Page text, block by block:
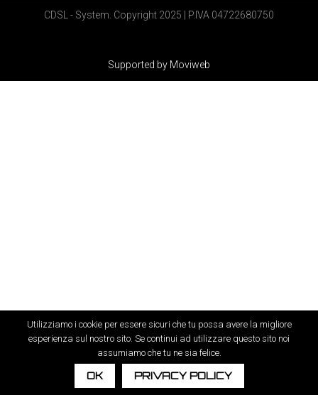
CDSL - System. Copyright 2025 | P.IVA 04722680750
Supported by Moviweb
Utilizziamo i cookie per essere sicuri che tu possa avere la migliore
esperienza sul nostro sito. Se continui ad utilizzare questo sito noi
assumiamo che tu ne sia felice.
OK PRIVACY POLICY